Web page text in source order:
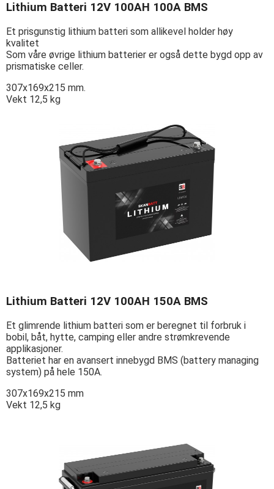
Lithium Batteri 12V 100AH 100A BMS
Et prisgunstig lithium batteri som allikevel holder høy
kvalitet
Som våre øvrige lithium batterier er også dette bygd opp av
prismatiske celler.
307x169x215 mm.
Vekt 12,5 kg
Lithium Batteri 12V 100AH 150A BMS
Et glimrende lithium batteri som er beregnet til forbruk i
bobil, båt, hytte, camping eller andre strømkrevende
applikasjoner.
Batteriet har en avansert innebygd BMS (battery managing
system) på hele 150A.
307x169x215 mm
Vekt 12,5 kg